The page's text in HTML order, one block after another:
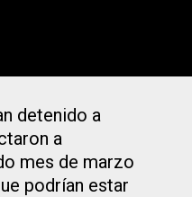
detenido a
a
mes de marzo
podrían estar